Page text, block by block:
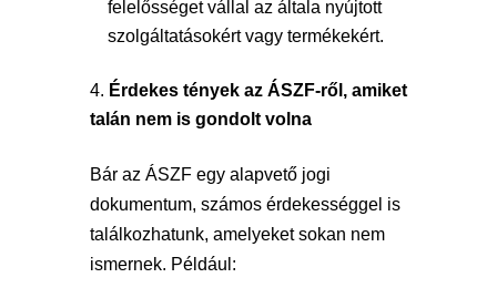
felelősséget vállal az általa nyújtott
szolgáltatásokért vagy termékekért.
Érdekes tények az ÁSZF-ről, amiket
talán nem is gondolt volna
Bár az ÁSZF egy alapvető jogi
dokumentum, számos érdekességgel is
találkozhatunk, amelyeket sokan nem
ismernek. Például: